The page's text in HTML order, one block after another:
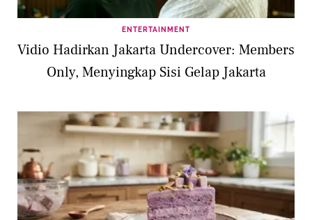
ENTERTAINMENT
Vidio Hadirkan Jakarta Undercover: Members
Only, Menyingkap Sisi Gelap Jakarta